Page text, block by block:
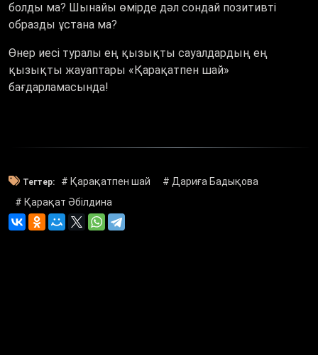
болды ма? Шынайы өмірде дәл сондай позитивті
образды ұстана ма?
Өнер иесі туралы ең қызықты сауалдардың ең
қызықты жауаптары «Қарақатпен шай»
бағдарламасында!
Тегтер: # Қарақатпен шай
# Дариға Бадықова
# Қарақат Әбілдина